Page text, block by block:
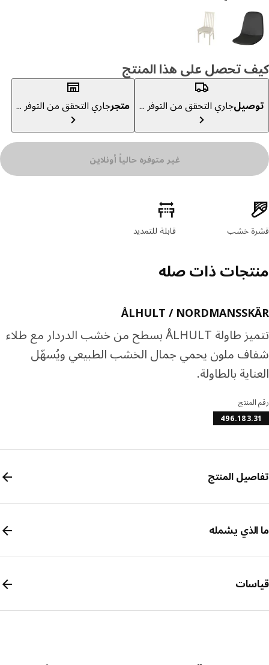
تحصل على هذا المنتج
جاري التحقق من التوفر ... متجرجاري التحقق من التوفر ...
غير متوفره حالياً أونلاين
المنتج
خشب قابلة للتمديد
ذات صله
ÅLHULT /
تتميز طاولة ÅLHULT بسطح من خشب الدردار مع طلاء
ملون يحمي جمال الخشب الطبيعي ويُسهّل
بالطاولة.
المنتج
يشمله